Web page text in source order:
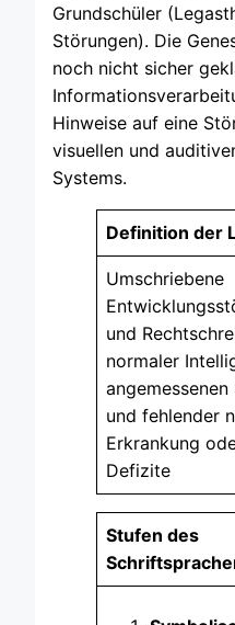
Grundschüler
Störungen). Die
noch nicht sicher
Hinweise auf eine
visuellen und
Systems.
Definition der
Umschriebene
und
normaler
und fehlender
Erkrankung
Defizite
Stufen des